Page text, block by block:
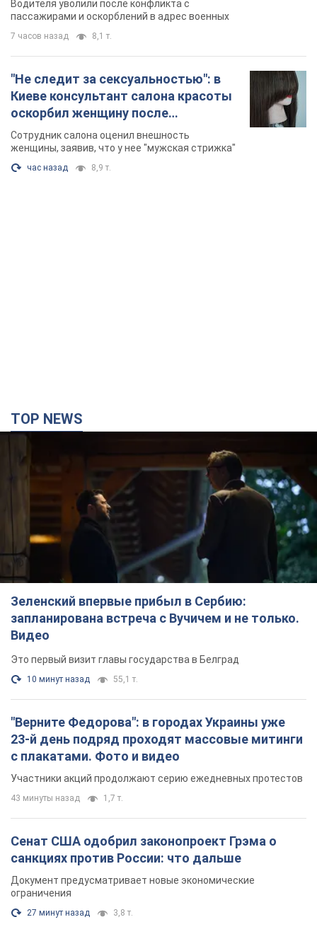
запланирована встреча с Вучичем и не только.
Видео
Это первый визит главы государства в Белград
55,1 т.
"Верните Федорова": в городах Украины уже
23-й день подряд проходят массовые митинги
с плакатами. Фото и видео
Участники акций продолжают серию ежедневных протестов
43 минуты назад 1,7 т.
Сенат США одобрил законопроект Грэма о
санкциях против России: что дальше
Документ предусматривает новые экономические
3,8 т.